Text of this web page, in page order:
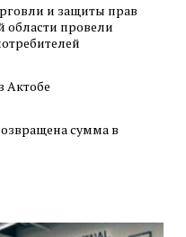
и защиты прав
области провели
Актобе
сумма в